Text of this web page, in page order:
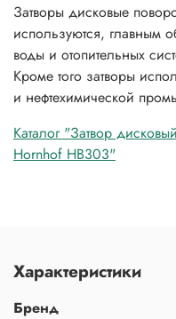
Затворы дисковые
используются, главным
воды и отопительных
Кроме того затворы
и нефтехимической
Каталог "Затвор
Hornhof HB303"
Характеристики
Бренд